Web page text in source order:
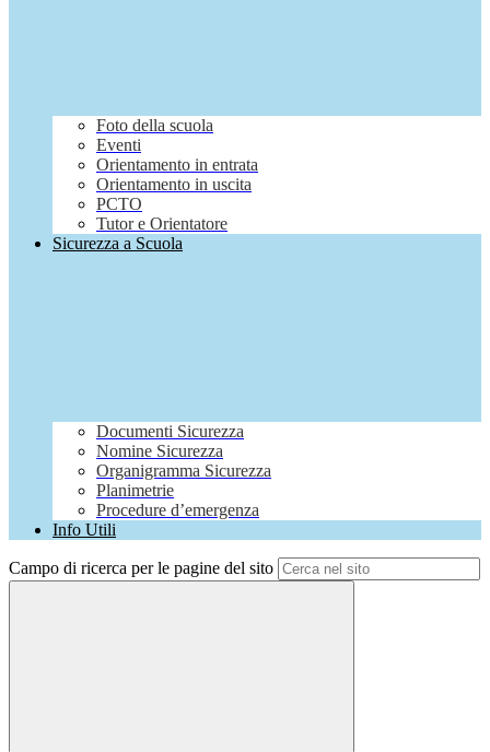
Foto della scuola
Eventi
Orientamento in entrata
Orientamento in uscita
PCTO
Tutor e Orientatore
Sicurezza a Scuola
Documenti Sicurezza
Nomine Sicurezza
Organigramma Sicurezza
Planimetrie
Procedure d’emergenza
Info Utili
Campo di ricerca per le pagine del sito